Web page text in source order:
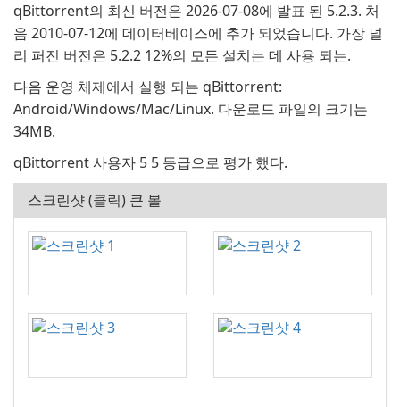
qBittorrent의 최신 버전은 2026-07-08에 발표 된 5.2.3. 처
음 2010-07-12에 데이터베이스에 추가 되었습니다. 가장 널
리 퍼진 버전은 5.2.2 12%의 모든 설치는 데 사용 되는.
다음 운영 체제에서 실행 되는 qBittorrent:
Android/Windows/Mac/Linux. 다운로드 파일의 크기는
34MB.
qBittorrent 사용자 5 5 등급으로 평가 했다.
스크린샷 (클릭) 큰 볼